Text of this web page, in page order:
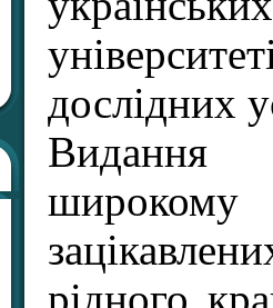
дослідних
широкому